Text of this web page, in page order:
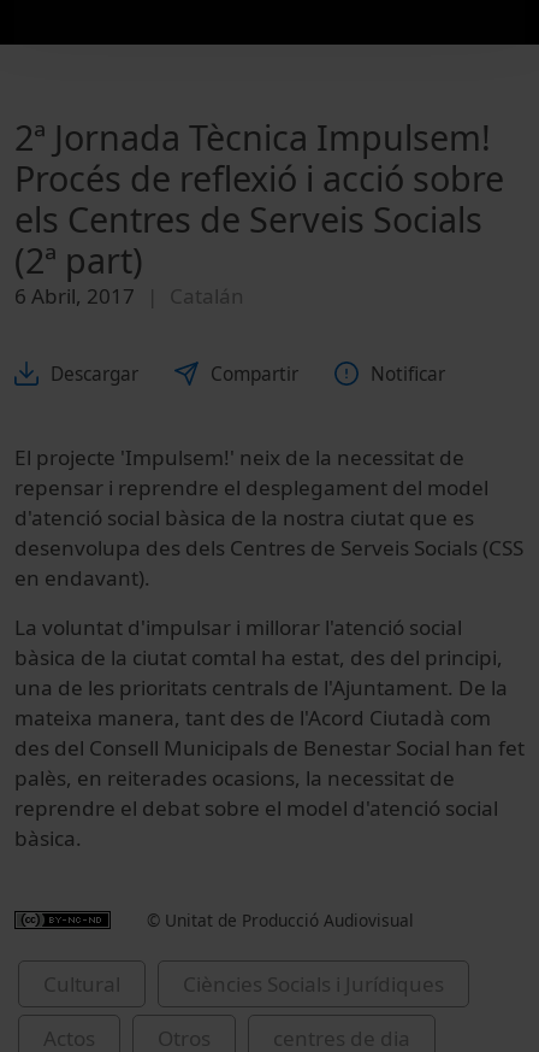
2ª Jornada Tècnica Impulsem!
Procés de reflexió i acció sobre
els Centres de Serveis Socials
(2ª part)
6 Abril, 2017 Catalán
Descargar Compartir Notificar
El projecte 'Impulsem!' neix de la necessitat de
repensar i reprendre el desplegament del model
d'atenció social bàsica de la nostra ciutat que es
desenvolupa des dels Centres de Serveis Socials (CSS
en endavant).
La voluntat d'impulsar i millorar l'atenció social
bàsica de la ciutat comtal ha estat, des del principi,
una de les prioritats centrals de l'Ajuntament. De la
mateixa manera, tant des de l'Acord Ciutadà com
des del Consell Municipals de Benestar Social han fet
palès, en reiterades ocasions, la necessitat de
reprendre el debat sobre el model d'atenció social
bàsica.
© Unitat de Producció Audiovisual
Cultural
Ciències Socials i Jurídiques
Actos
Otros
centres de dia